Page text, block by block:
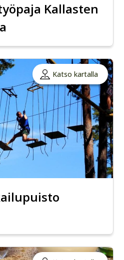
Kallasten
Katso kartalla